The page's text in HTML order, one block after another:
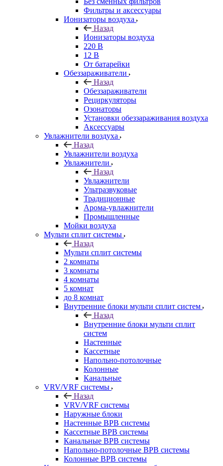
Фильтры и аксессуары
Ионизаторы воздуха
Назад
Ионизаторы воздуха
220 В
12 В
От батарейки
Обеззараживатели
Назад
Обеззараживатели
Рециркуляторы
Озонаторы
Установки обеззараживания воздуха
Аксессуары
Увлажнители воздуха
Назад
Увлажнители воздуха
Увлажнители
Назад
Увлажнители
Ультразвуковые
Традиционные
Арома-увлажнители
Промышленные
Мойки воздуха
Мульти сплит системы
Назад
Мульти сплит системы
2 комнаты
3 комнаты
4 комнаты
5 комнат
до 8 комнат
Внутренние блоки мульти сплит систем
Назад
Внутренние блоки мульти сплит
систем
Настенные
Кассетные
Напольно-потолочные
Колонные
Канальные
VRV/VRF системы
Назад
VRV/VRF системы
Наружные блоки
Настенные ВРВ системы
Кассетные ВРВ системы
Канальные ВРВ системы
Напольно-потолочные ВРВ системы
Колонные ВРВ системы